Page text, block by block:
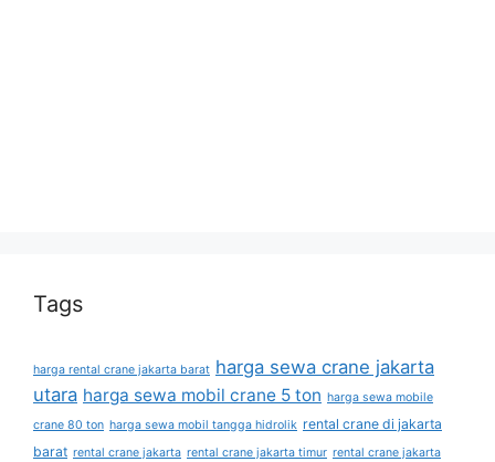
Tags
harga rental crane jakarta barat harga sewa crane jakarta
utara harga sewa mobil crane 5 ton harga sewa mobile
crane 80 ton harga sewa mobil tangga hidrolik rental crane di jakarta
barat rental crane jakarta rental crane jakarta timur rental crane jakarta